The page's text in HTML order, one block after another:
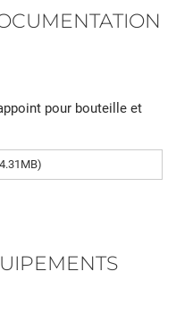
pour bouteille et